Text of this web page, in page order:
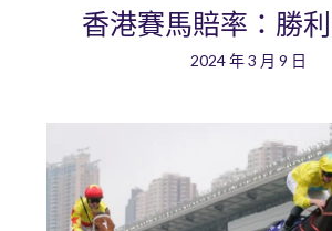
香港賽馬賠率：勝
2024 年 3 月 9 日